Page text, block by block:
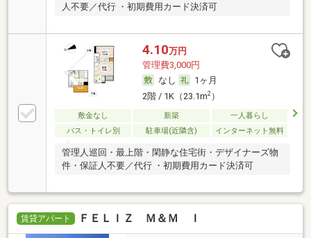
人不要／代行 ・初期費用カード決済可
4.10万円
管理費3,000円
なし
1ヶ月
2階 / 1K（23.1m2）
敷金なし 新築
一人暮らし
バス・トイレ別
駐車場(近隣含) インターネット無料
管理人巡回・最上階・閑静な住宅街・デザイナーズ物
件・保証人不要／代行 ・初期費用カード決済可
賃貸アパート ＦＥＬＩＺ Ｍ＆Ｍ Ｉ